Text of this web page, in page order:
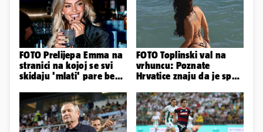
FOTO Prelijepa Emma na
stranici na kojoj se svi
skidaju 'mlati' pare bez
FOTO Toplinski val na
vrhuncu: Poznate
Hrvatice znaju da je spas